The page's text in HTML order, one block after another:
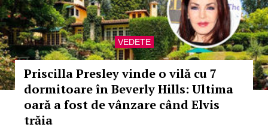
VEDETE
Priscilla Presley vinde o vilă cu 7
dormitoare în Beverly Hills: Ultima
oară a fost de vânzare când Elvis
trăia